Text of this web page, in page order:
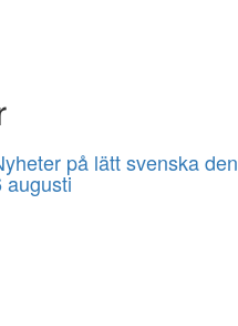
på lätt svenska den
augusti